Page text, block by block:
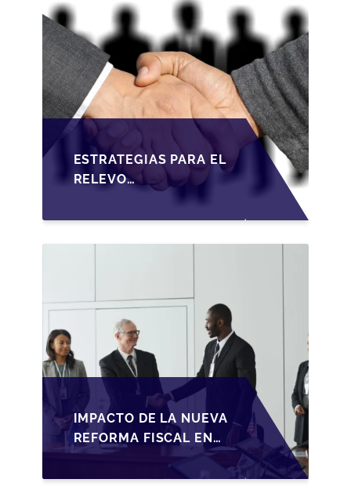
ESTRATEGIAS PARA EL
RELEVO
GENERACIONAL EN
PYMES ESPAÑOLAS
IMPACTO DE LA NUEVA
REFORMA FISCAL EN
LA TRANSMISIÓN DE
PYMES EN ESPAÑA